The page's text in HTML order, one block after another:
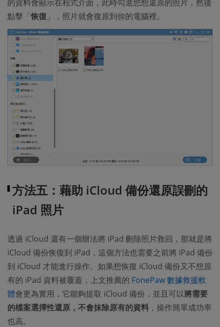
的資料會顯示在程式介面，此時勾選您想還原的照片，然後
點擊「恢復 」，照片就會復原到你的電腦裡。
方法五：藉助 iCloud 備份還原誤刪的
iPad 照片
透過 iCloud 還有一個辦法將 iPad 刪除照片救回，那就是將
iCloud 備份恢復到 iPad，這個方法也需要之前將 iPad 備份
到 iCloud 才能進行操作。如果想恢復 iCloud 備份又不想原
有的 iPad 資料被覆蓋，上文推薦的 FonePaw 數據救援軟
體會更為實用，它能夠提取 iCloud 備份，並且可以將需要
的檔案選擇性還原，不會抹除原有的資料 ，操作簡單成功率
也高。